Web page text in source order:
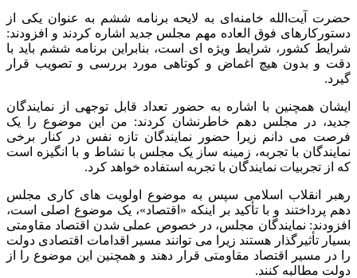
حضرت آیت‌الله خامنه‌ای به لایحه برنامه ششم به عنوان یکی از
دستورکارهای فوق العاده مهم مجلس جدید اشاره کردند و افزودند:
شرایط کشور، شرایط ویژه ای است، بنابراین برنامه ششم باید با
دقت و بدون هیچ اغماض و کوتاهی مورد بررسی و تصویب قرار
گیرد.
ایشان همچنین با اشاره به حضور تعداد قابل توجهی از نمایندگان
جدید، در مجلس دهم خاطرنشان کردند: من این موضوع را یک
فرصت می دانم زیرا حضور نمایندگان تازه نفس در کنار برخی
نمایندگان با تجربه، زمینه ساز یک مجلس با نشاط و با انگیزه است
که از تجربیات نمایندگان با تجربه استفاده خواهد کرد.
رهبر انقلاب اسلامی سپس به موضوع اولویت های کاری مجلس
دهم پرداختند و با تأکید بر اینکه «اقتصاد»، یک موضوع اصلی است،
افزودند: نمایندگان مجلس، در خصوص عملی شدن اقتصاد مقاومتی
بسیار تأثیرگذار هستند زیرا می توانند مسیر اقدامات اقتصادی دولت
را در مسیر اقتصاد مقاومتی قرار دهند و همچنین این موضوع را از
دولت مطالبه کنند.